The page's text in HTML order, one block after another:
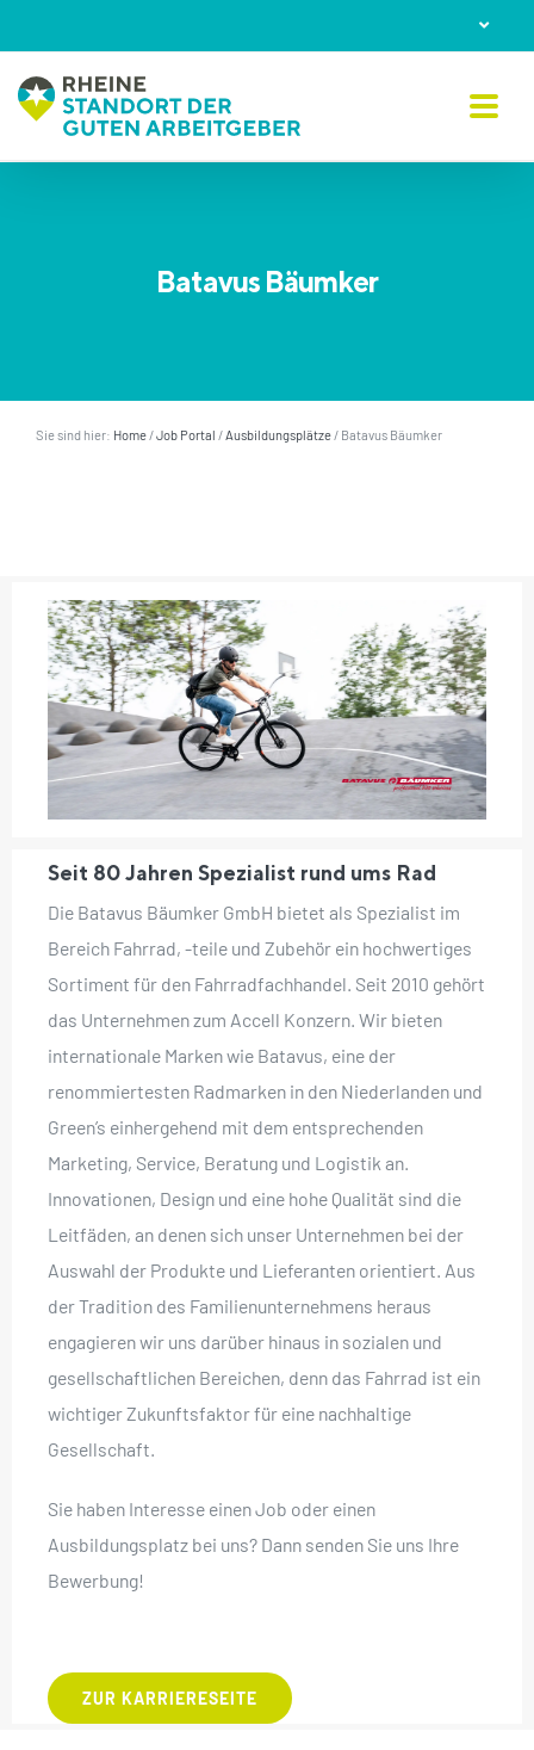
to
content
Batavus Bäumker
Sie sind hier: Home/Job Portal /Ausbildungsplätze/ Batavus Bäumker
Seit 80 Jahren Spezialist rund ums Rad
Die Batavus Bäumker GmbH bietet als Spezialist im
Bereich Fahrrad, -teile und Zubehör ein hochwertiges
Sortiment für den Fahrradfachhandel. Seit 2010 gehört
das Unternehmen zum Accell Konzern. Wir bieten
internationale Marken wie Batavus, eine der
renommiertesten Radmarken in den Niederlanden und
Green’s einhergehend mit dem entsprechenden
Marketing, Service, Beratung und Logistik an.
Innovationen, Design und eine hohe Qualität sind die
Leitfäden, an denen sich unser Unternehmen bei der
Auswahl der Produkte und Lieferanten orientiert. Aus
der Tradition des Familienunternehmens heraus
engagieren wir uns darüber hinaus in sozialen und
gesellschaftlichen Bereichen, denn das Fahrrad ist ein
wichtiger Zukunftsfaktor für eine nachhaltige
Gesellschaft.
Sie haben Interesse einen Job oder einen
Ausbildungsplatz bei uns? Dann senden Sie uns Ihre
Bewerbung!
ZUR KARRIERESEITE